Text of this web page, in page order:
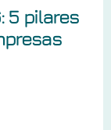
5 pilares